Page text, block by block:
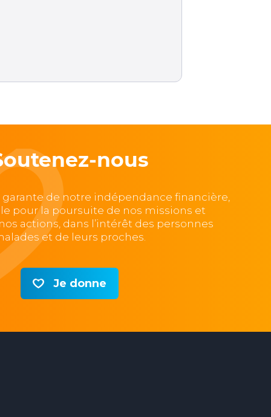
nous
garante de notre indépendance financière,
pour la poursuite de nos missions et
actions, dans l’intérêt des personnes
et de leurs proches.
Je donne